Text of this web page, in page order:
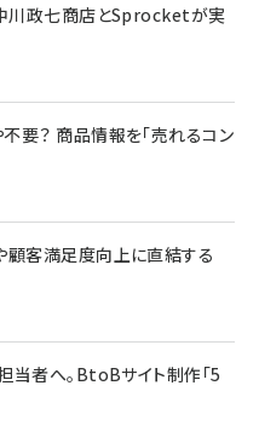
川政七商店とSprocketが実
要？ 商品情報を「売れるコン
顧客満足度向上に直結する
者へ。BtoBサイト制作「5